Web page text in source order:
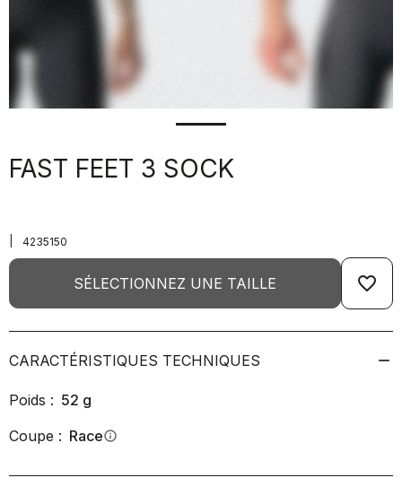
FAST FEET 3 SOCK
4235150
SÉLECTIONNEZ UNE TAILLE favorite_border
CARACTÉRISTIQUES TECHNIQUES
Poids : 52 g
Coupe : Raceinfo